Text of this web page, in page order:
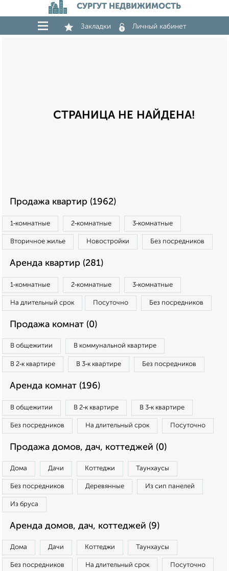
СУРГУТ НЕДВИЖИМОСТЬ
Закладки Личный кабинет
СТРАНИЦА НЕ НАЙДЕНА!
Продажа квартир (1962)
1‑комнатные 2‑комнатные 3‑комнатные
Вторичное жилье Новостройки Без посредников
Аренда квартир (281)
1‑комнатные 2‑комнатные 3‑комнатные
На длительный срок Посуточно Без посредников
Продажа комнат (0)
В общежитии В коммунальной квартире
В 2‑к квартире В 3‑к квартире Без посредников
Аренда комнат (196)
В общежитии В 2‑к квартире В 3‑к квартире
Без посредников На длительный срок Посуточно
Продажа домов, дач, коттеджей (0)
Дома Дачи Коттеджи Таунхаусы
Без посредников Деревянные Из сип панелей
Из бруса
Аренда домов, дач, коттеджей (9)
Дома Дачи Коттеджи Таунхаусы
Без посредников На длительный срок Посуточно